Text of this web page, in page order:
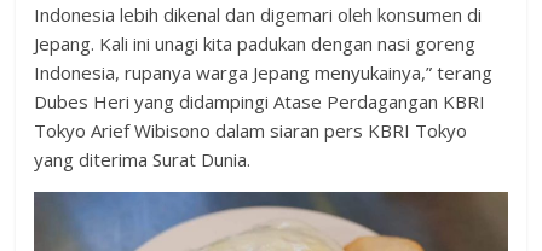
Indonesia lebih dikenal dan digemari oleh konsumen di
Jepang. Kali ini unagi kita padukan dengan nasi goreng
Indonesia, rupanya warga Jepang menyukainya,” terang
Dubes Heri yang didampingi Atase Perdagangan KBRI
Tokyo Arief Wibisono dalam siaran pers KBRI Tokyo
yang diterima Surat Dunia.